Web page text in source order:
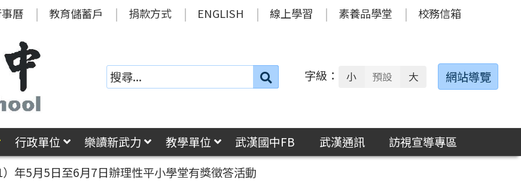
曆 教育儲蓄戶 捐款方式 ENGLISH 線上學習 素養品學堂 校務信箱
搜
字級： 小 預設 大 網站導覽
行政單位 樂讀新武力 教學單位 武漢國中FB 武漢通訊
訪視宣導專區
年5月5日至6月7日辦理性平小學堂有獎徵答活動